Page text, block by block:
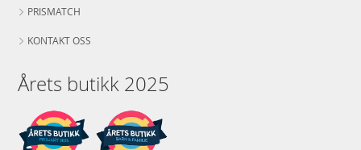
PRISMATCH
KONTAKT OSS
Årets butikk 2025